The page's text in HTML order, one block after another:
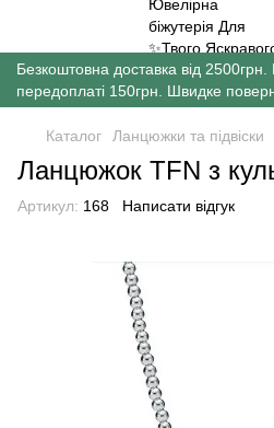
Безкоштовна доставка від
передоплаті 150грн. Швидке
Каталог Ланцюжки та підвіски
Ланцюжок TFN з
Артикул: 168 Написати відгук